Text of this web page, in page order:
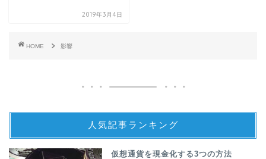
2019年3月4日
HOME 影響
人気記事ランキング
仮想通貨を現金化する3つの方法